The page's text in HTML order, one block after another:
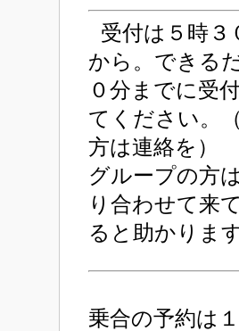
受付は５時３
から。できる
０分までに受
てください。
方は連絡を）
グループの方
り合わせて来
ると助かります
乗合の予約は